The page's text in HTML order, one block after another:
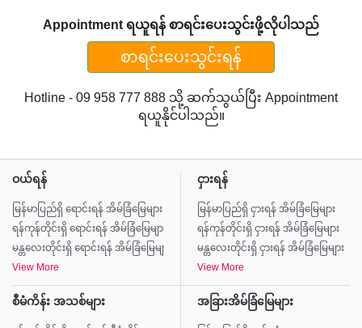
Appointment ရယူရန် စာရင်းပေးသွင်းဖို့လိုပါသည်
စာရင်းပေးသွင်းရန်
Hotline - 09 958 777 888 သို့ ဆက်သွယ်ပြီး Appointment
ရယူနိုင်ပါသည်။
ဝယ်ရန်
မြန်မာပြည်ရှိ ရောင်းရန် အိမ်ခြံမြေများ
ရန်ကုန်တိုင်းရှိ ရောင်းရန် အိမ်ခြံမြေများ
မန္တလေးတိုင်းရှိ ရောင်းရန် အိမ်ခြံမြေများ
View More
ငှားရန်
မြန်မာပြည်ရှိ ငှားရန် အိမ်ခြံမြေများ
ရန်ကုန်တိုင်းရှိ ငှားရန် အိမ်ခြံမြေများ
မန္တလေးတိုင်းရှိ ငှားရန် အိမ်ခြံမြေများ
View More
စီမံကိန်း အသစ်များ အခြားအိမ်ခြံမြေများ